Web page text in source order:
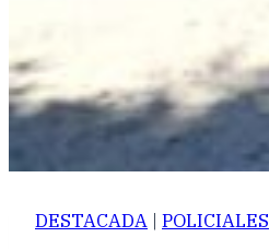
DESTACADA | POLICIALES